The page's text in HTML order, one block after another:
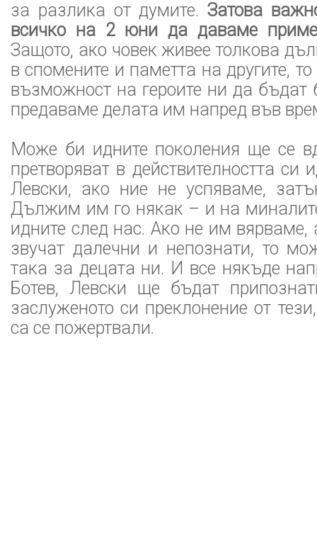
за разлика от думите. Затова
всичко на 2 юни да даваме
Защото, ако човек живее толкова
в спомените и паметта на другите,
възможност на героите ни да бъдат
предаваме делата им напред във
Може би идните поколения ще се
претворяват в действителността си
Левски, ако ние не успяваме,
Дължим им го някак – и на
идните след нас. Ако не им вярваме,
звучат далечни и непознати, то
така за децата ни. И все някъде
Ботев, Левски ще бъдат
заслуженото си преклонение от
са се пожертвали.